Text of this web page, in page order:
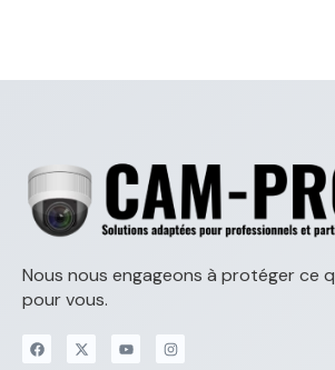
Nous nous engageons à protéger ce
pour vous.